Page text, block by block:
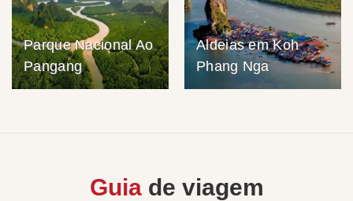
Parque Nacional Ao
Pangang
Aldeias em Koh
Phang Nga
Guiade viagem